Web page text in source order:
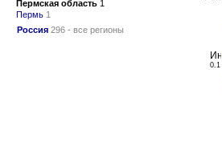
Пермская область 1
Пермь 1
Россия 296 - все регионы
0.1